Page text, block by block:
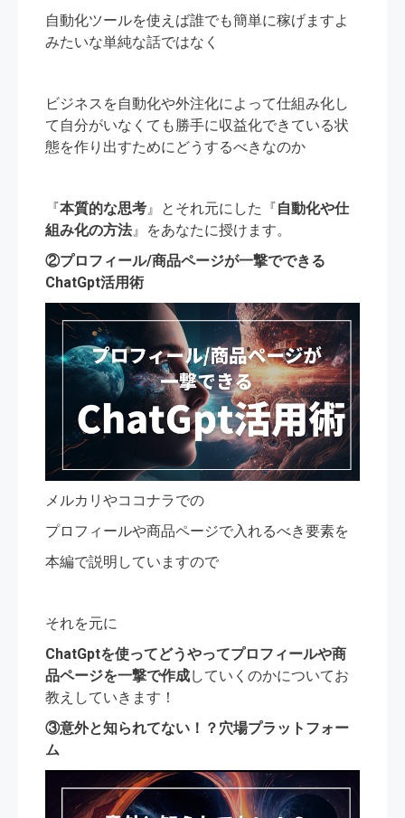
自動化ツールを使えば誰でも簡単に稼げますよ
みたいな単純な話ではなく
ビジネスを自動化や外注化によって仕組み化し
て自分がいなくても勝手に収益化できている状
態を作り出すためにどうするべきなのか
『本質的な思考』とそれ元にした『自動化や仕
組み化の方法』をあなたに授けます。
②プロフィール/商品ページが一撃でできる
ChatGpt活用術
メルカリやココナラでの
プロフィールや商品ページで入れるべき要素を
本編で説明していますので
それを元に
ChatGptを使ってどうやってプロフィールや商
品ページを一撃で作成していくのかについてお
教えしていきます！
③意外と知られてない！？穴場プラットフォー
ム